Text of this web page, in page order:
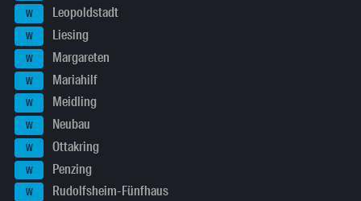
W Leopoldstadt
W Liesing
W Margareten
W Mariahilf
W Meidling
W Neubau
W Ottakring
W Penzing
W Rudolfsheim-Fünfhaus